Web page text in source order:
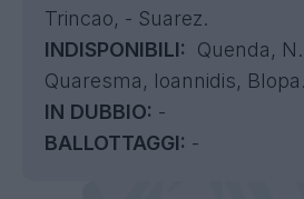
Trincao, - Suarez.
INDISPONIBILI:
Quenda,
Quaresma, Ioannidis, Blopa.
IN DUBBIO: -
BALLOTTAGGI: -